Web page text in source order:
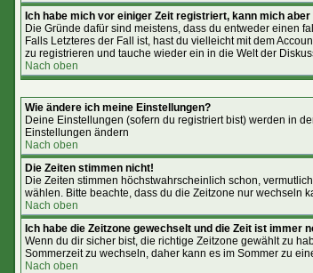
Ich habe mich vor einiger Zeit registriert, kann mich
Die Gründe dafür sind meistens, dass du entweder einen
Falls Letzteres der Fall ist, hast du vielleicht mit dem
zu registrieren und tauche wieder ein in die Welt der
Nach oben
Wie ändere ich meine Einstellungen?
Deine Einstellungen (sofern du registriert bist) werden in
Einstellungen ändern
Nach oben
Die Zeiten stimmen nicht!
Die Zeiten stimmen höchstwahrscheinlich schon,
wählen. Bitte beachte, dass du die Zeitzone nur wechseln
Nach oben
Ich habe die Zeitzone gewechselt und die Zeit ist immer
Wenn du dir sicher bist, die richtige Zeitzone gewählt zu
Sommerzeit zu wechseln, daher kann es im Sommer zu
Nach oben